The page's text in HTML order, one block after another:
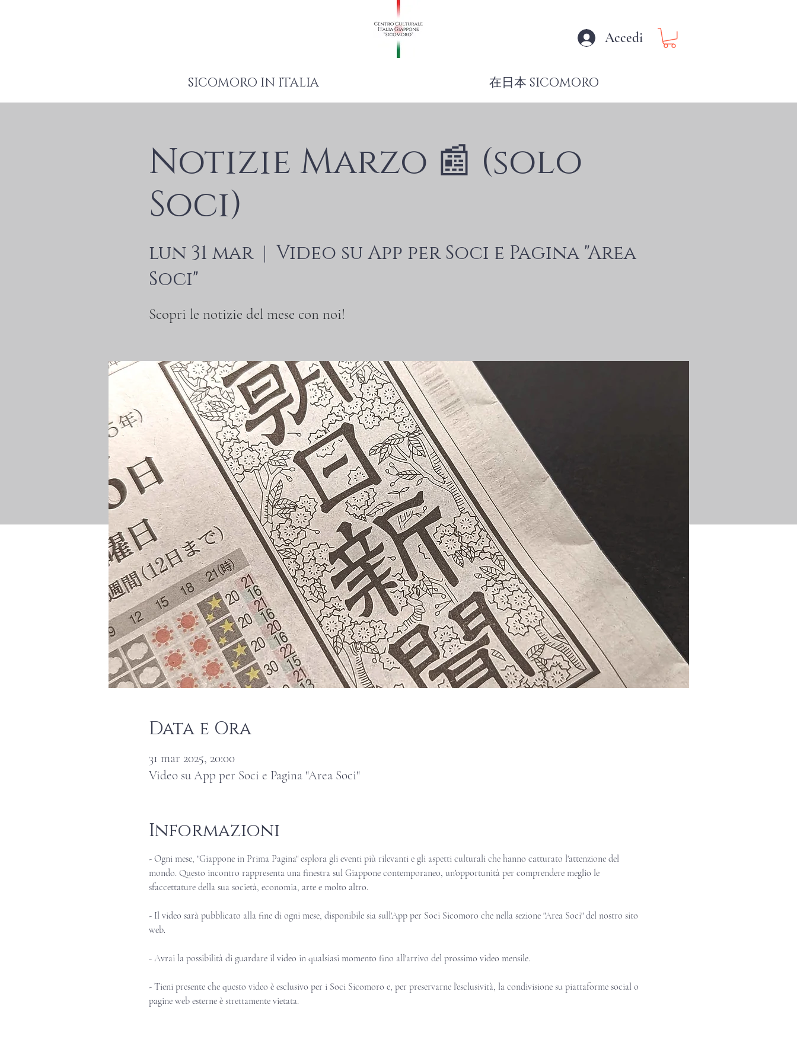
Accedi
SICOMORO IN ITALIA 在日本 SICOMORO
Notizie Marzo 📰 (solo
Soci)
lun 31 mar
  |
Video su App per Soci e Pagina "Area
Soci"
Scopri le notizie del mese con noi!
Data e Ora
31 mar 2025, 20:00
Video su App per Soci e Pagina "Area Soci"
Informazioni
- Ogni mese, "Giappone in Prima Pagina" esplora gli eventi più rilevanti e gli aspetti culturali che hanno catturato l'attenzione del
mondo. Questo incontro rappresenta una finestra sul Giappone contemporaneo, un'opportunità per comprendere meglio le
sfaccettature della sua società, economia, arte e molto altro.
- Il video sarà pubblicato alla fine di ogni mese, disponibile sia sull'App per Soci Sicomoro che nella sezione "Area Soci" del nostro sito
web.
- Avrai la possibilità di guardare il video in qualsiasi momento fino all'arrivo del prossimo video mensile.
- Tieni presente che questo video è esclusivo per i Soci Sicomoro e, per preservarne l'esclusività, la condivisione su piattaforme social o
pagine web esterne è strettamente vietata.